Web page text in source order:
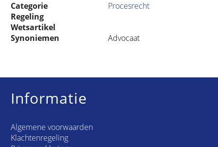
Categorie
Procesrecht
Regeling
Wetsartikel
Synoniemen
Advocaat
Informatie
Algemene voorwaarden
Klachtenregeling